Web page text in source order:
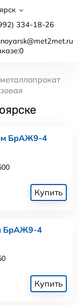
334-18-26
0
БрАЖ9-4
Купить
БрАЖ9-4
Купить